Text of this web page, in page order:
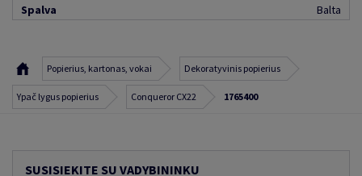
Spalva
Balta
Popierius, kartonas, vokai Dekoratyvinis popierius
Ypač lygus popierius Conqueror CX22 1765400
SUSISIEKITE SU VADYBININKU